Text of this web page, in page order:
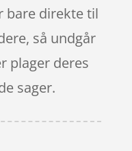
bare direkte til
så undgår
plager deres
sager.